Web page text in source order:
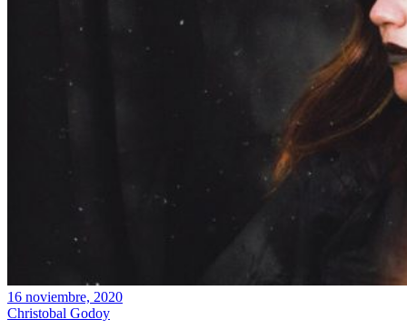
16 noviembre, 2020
Christobal Godoy